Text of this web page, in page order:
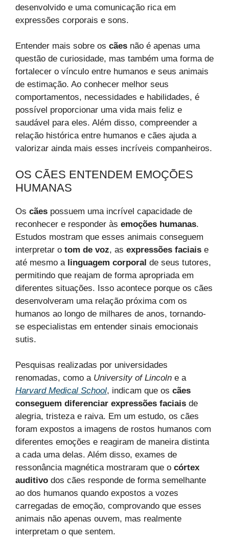
desenvolvido e uma comunicação rica em
expressões corporais e sons.
Entender mais sobre os cães não é apenas uma
questão de curiosidade, mas também uma forma de
fortalecer o vínculo entre humanos e seus animais
de estimação. Ao conhecer melhor seus
comportamentos, necessidades e habilidades, é
possível proporcionar uma vida mais feliz e
saudável para eles. Além disso, compreender a
relação histórica entre humanos e cães ajuda a
valorizar ainda mais esses incríveis companheiros.
OS CÃES ENTENDEM EMOÇÕES
HUMANAS
Os cães possuem uma incrível capacidade de
reconhecer e responder às emoções humanas.
Estudos mostram que esses animais conseguem
interpretar o tom de voz, as expressões faciais e
até mesmo a linguagem corporal de seus tutores,
permitindo que reajam de forma apropriada em
diferentes situações. Isso acontece porque os cães
desenvolveram uma relação próxima com os
humanos ao longo de milhares de anos, tornando-
se especialistas em entender sinais emocionais
sutis.
Pesquisas realizadas por universidades
renomadas, como a University of Lincoln e a
Harvard Medical School, indicam que os cães
conseguem diferenciar expressões faciais de
alegria, tristeza e raiva. Em um estudo, os cães
foram expostos a imagens de rostos humanos com
diferentes emoções e reagiram de maneira distinta
a cada uma delas. Além disso, exames de
ressonância magnética mostraram que o córtex
auditivo dos cães responde de forma semelhante
ao dos humanos quando expostos a vozes
carregadas de emoção, comprovando que esses
animais não apenas ouvem, mas realmente
interpretam o que sentem.